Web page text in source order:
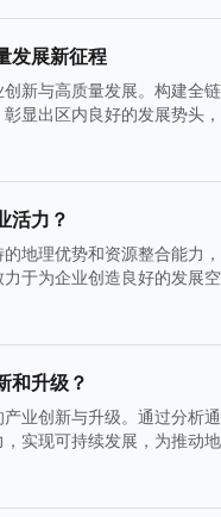
发展新征程
新与高质量发展。构建全
显出区内良好的发展势头
活力？
地理优势和资源整合能力
于为企业创造良好的发展
和升级？
业创新与升级。通过分析
实现可持续发展，为推动